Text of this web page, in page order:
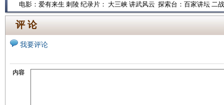
电影： 爱有来生 刺陵 纪录片： 大三峡 讲武风云 探索台： 百家讲坛 二
评 论
我要评论
内容